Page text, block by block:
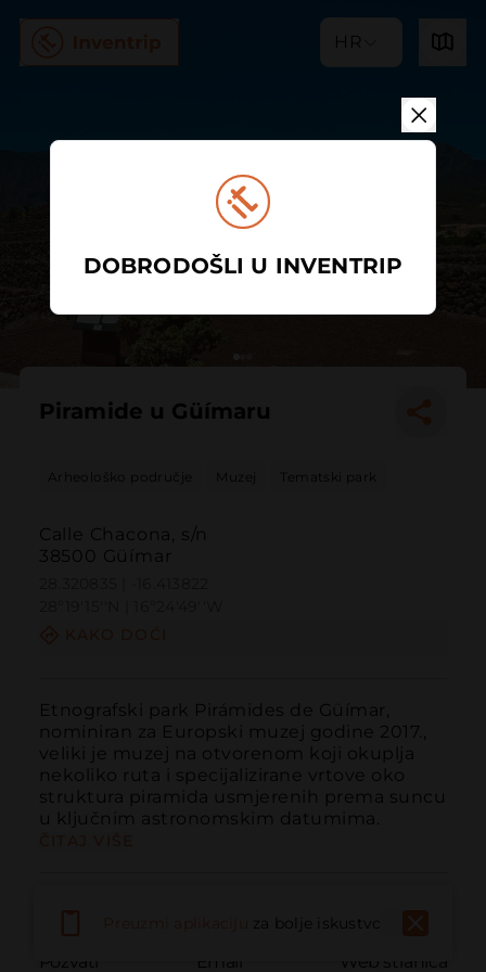
HR
Piramide u Güímaru
Arheološko područje Muzej Tematski park
Calle Chacona, s/n
38500 Güímar
Etnografski park Pirámides de Güímar,
nominiran za Europski muzej godine 2017.,
veliki je muzej na otvorenom koji okuplja
nekoliko ruta i specijalizirane vrtove oko
struktura piramida usmjerenih prema suncu
u ključnim astronomskim datumima.
Pozvati Email Web stranica
za bolje iskustvo
DOBRODOŠLI U INVENTRIP